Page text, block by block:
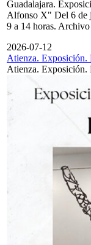
Guadalajara.
Alfonso X" Del 6 de
9 a 14 horas.
2026-07-12
Atienza. Exposición.
Atienza. Exposición.